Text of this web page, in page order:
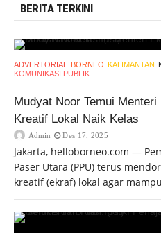
BERITA TERKINI
ADVERTORIAL BORNEO KALIMANTAN
KOMUNIKASI PUBLIK
Mudyat Noor Temui
Kreatif Lokal Naik Kelas
Admin Des 17, 2025
Jakarta, helloborneo.com —
Paser Utara (PPU) terus
kreatif (ekraf) lokal agar